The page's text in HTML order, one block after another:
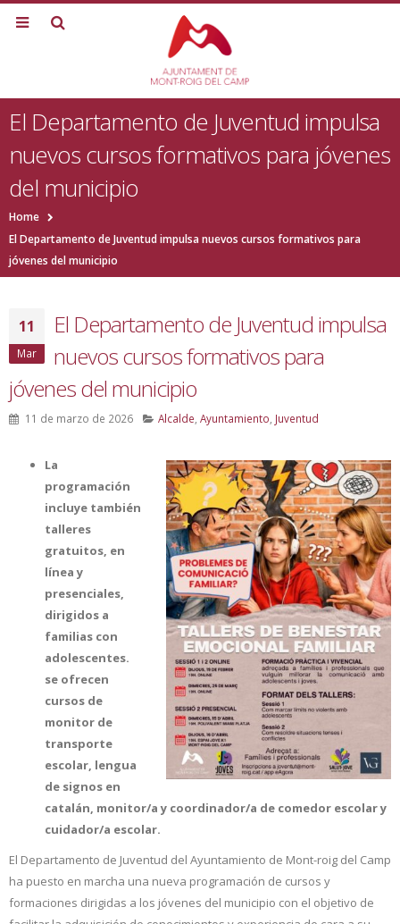
El Departamento de Juventud impulsa
nuevos cursos formativos para jóvenes
del municipio
Home
El Departamento de Juventud impulsa nuevos cursos formativos para
jóvenes del municipio
11
Mar
El Departamento de Juventud impulsa
nuevos cursos formativos para
jóvenes del municipio
11 de marzo de 2026 Alcalde ,Ayuntamiento Juventud
La
programación
incluye también
talleres
gratuitos, en
línea y
presenciales,
dirigidos a
familias con
adolescentes.
se ofrecen
cursos de
monitor de
transporte
escolar, lengua
de signos en
catalán, monitor/a y coordinador/a de comedor escolar y
cuidador/a escolar.
El Departamento de Juventud del Ayuntamiento de Mont-roig del Camp
ha puesto en marcha una nueva programación de cursos y
formaciones dirigidas a los jóvenes del municipio con el objetivo de